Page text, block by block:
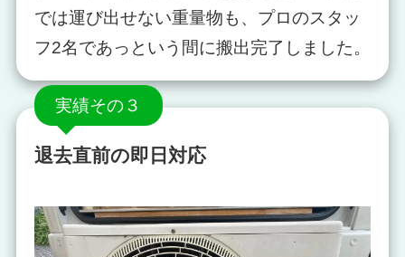
では運び出せない重量物も、プロのスタッ
フ2名であっという間に搬出完了しました。
実績その３
退去直前の即日対応